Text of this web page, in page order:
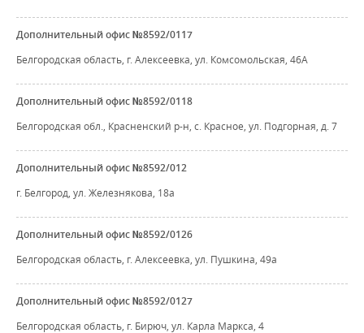
Дополнительный офис №8592/0117
Белгородская область, г. Алексеевка, ул. Комсомольская, 46А
Дополнительный офис №8592/0118
Белгородская обл., Красненский р-н, с. Красное, ул. Подгорная, д. 7
Дополнительный офис №8592/012
г. Белгород, ул. Железнякова, 18а
Дополнительный офис №8592/0126
Белгородская область, г. Алексеевка, ул. Пушкина, 49а
Дополнительный офис №8592/0127
Белгородская область, г. Бирюч, ул. Карла Маркса, 4